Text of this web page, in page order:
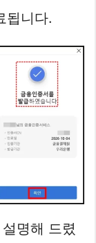
됩니다.
명해 드렸